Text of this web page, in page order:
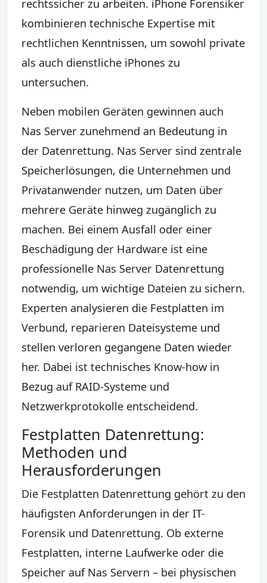
rechtssicher zu arbeiten. iPhone Forensiker
kombinieren technische Expertise mit
rechtlichen Kenntnissen, um sowohl private
als auch dienstliche iPhones zu
untersuchen.
Neben mobilen Geräten gewinnen auch
Nas Server zunehmend an Bedeutung in
der Datenrettung. Nas Server sind zentrale
Speicherlösungen, die Unternehmen und
Privatanwender nutzen, um Daten über
mehrere Geräte hinweg zugänglich zu
machen. Bei einem Ausfall oder einer
Beschädigung der Hardware ist eine
professionelle Nas Server Datenrettung
notwendig, um wichtige Dateien zu sichern.
Experten analysieren die Festplatten im
Verbund, reparieren Dateisysteme und
stellen verloren gegangene Daten wieder
her. Dabei ist technisches Know-how in
Bezug auf RAID-Systeme und
Netzwerkprotokolle entscheidend.
Festplatten Datenrettung:
Methoden und
Herausforderungen
Die Festplatten Datenrettung gehört zu den
häufigsten Anforderungen in der IT-
Forensik und Datenrettung. Ob externe
Festplatten, interne Laufwerke oder die
Speicher auf Nas Servern – bei physischen